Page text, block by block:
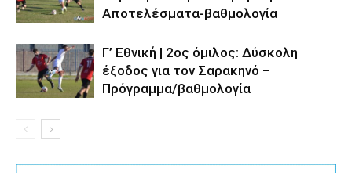
Αποτελέσματα-βαθμολογία
Γ’ Εθνική | 2ος όμιλος: Δύσκολη
έξοδος για τον Σαρακηνό –
Πρόγραμμα/βαθμολογία